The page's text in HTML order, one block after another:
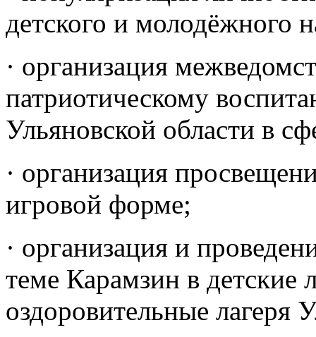
детского и молодёжного
· организация
патриотическому
Ульяновской области в
· организация
игровой форме;
· организация и
теме Карамзин в детские
оздоровительные лагеря